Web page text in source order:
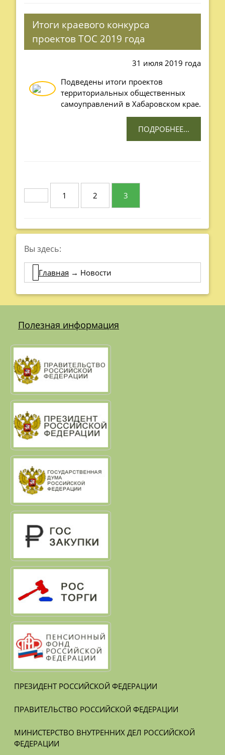
Итоги краевого конкурса
проектов ТОС 2019 года
31 июля 2019 года
Подведены итоги проектов
территориальных общественных
самоуправлений в Хабаровском крае.
ПОДРОБНЕЕ...
1 2 3
Вы здесь:
Главная → Новости
Полезная информация
ПРЕЗИДЕНТ РОССИЙСКОЙ ФЕДЕРАЦИИ
ПРАВИТЕЛЬСТВО РОССИЙСКОЙ ФЕДЕРАЦИИ
МИНИСТЕРСТВО ВНУТРЕННИХ ДЕЛ РОССИЙСКОЙ
ФЕДЕРАЦИИ